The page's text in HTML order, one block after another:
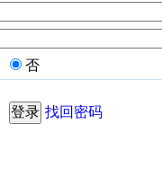
否
找回密码